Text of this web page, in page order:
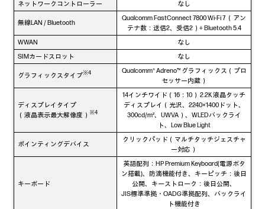
ネットワークコントローラー
なし
無線LAN / Bluetooth
Qualcomm FastConnect 7800 Wi-Fi 7 （アン
テナ数：送信2、受信2）+ Bluetooth 5.4
WWAN
なし
SIMカードスロット
なし
グラフィックスタイプ※4
Qualcomm® Adreno™ グラフィックス（プロ
セッサー内蔵）
ディスプレイタイプ
（液晶表示最大解像度） ※4
14インチワイド（16：10） 2.2K 液晶タッチ
ディスプレイ（光沢、2240×1400ドット、
300cd/m²、UWVA）、WLEDバックライ
ト、Low Blue Light
ポインティングデバイス
クリックパッド（マルチタッチジェスチャ
ー対応）
キーボード
英語配列：HP Premium Keyboard(電源ボタ
ン搭載)、防滴機能付き、キーピッチ：後日
公開、キーストローク：後日公開、
JIS標準準拠・OADG準拠配列、バックライ
ト機能付き